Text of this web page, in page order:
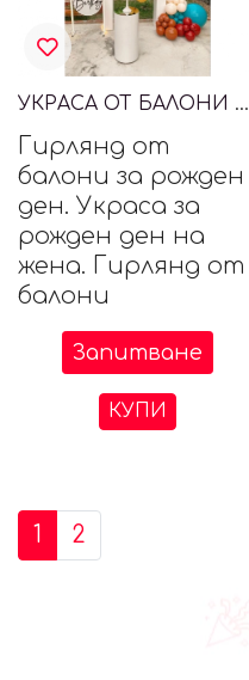
УКРАСА ОТ БАЛОНИ ЗА РОЖДЕН ДЕН
Гирлянд от
балони за рожден
ден. Украса за
рожден ден на
жена. Гирлянд от
балони
Запитване
КУПИ
1 2